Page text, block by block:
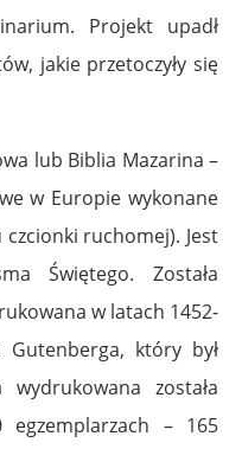
Projekt upadł
jakie przetoczyły się
lub Biblia Mazarina –
w Europie wykonane
ruchomej). Jest
Świętego. Została
w latach 1452-
który był
wydrukowana została
– 165